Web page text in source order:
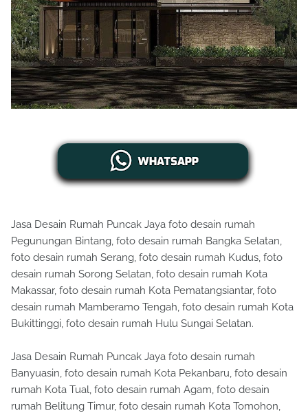
Jasa Desain Rumah Puncak Jaya foto desain rumah
Pegunungan Bintang, foto desain rumah Bangka Selatan,
foto desain rumah Serang, foto desain rumah Kudus, foto
desain rumah Sorong Selatan, foto desain rumah Kota
Makassar, foto desain rumah Kota Pematangsiantar, foto
desain rumah Mamberamo Tengah, foto desain rumah Kota
Bukittinggi, foto desain rumah Hulu Sungai Selatan.
Jasa Desain Rumah Puncak Jaya foto desain rumah
Banyuasin, foto desain rumah Kota Pekanbaru, foto desain
rumah Kota Tual, foto desain rumah Agam, foto desain
rumah Belitung Timur, foto desain rumah Kota Tomohon,